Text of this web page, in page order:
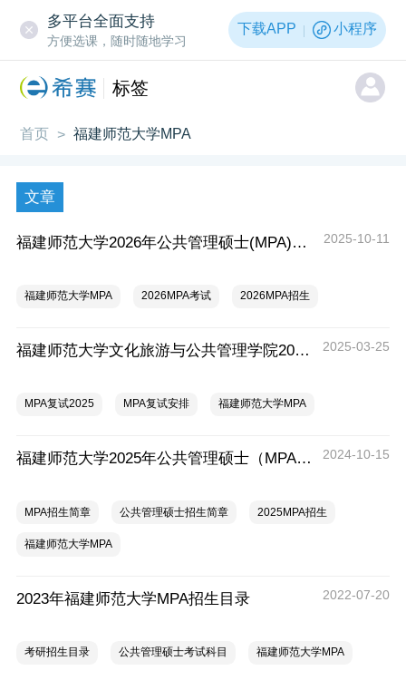
多平台全面支持
方便选课，随时随地学习
下载APP 小程序
标签
首页 > 福建师范大学MPA
文章
福建师范大学2026年公共管理硕士(MPA)招生简章 2025-10-11
福建师范大学MPA 2026MPA考试 2026MPA招生
福建师范大学文化旅游与公共管理学院2025年硕士研究生招生复试录取实施细则 2025-03-25
MPA复试2025 MPA复试安排 福建师范大学MPA
福建师范大学2025年公共管理硕士（MPA）招生简章 2024-10-15
MPA招生简章 公共管理硕士招生简章 2025MPA招生
福建师范大学MPA
2023年福建师范大学MPA招生目录 2022-07-20
考研招生目录 公共管理硕士考试科目 福建师范大学MPA